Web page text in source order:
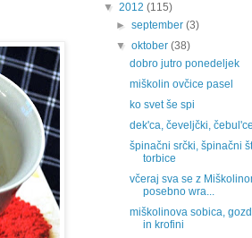
▼ 2012 (115)
►september(3)
▼oktober(38)
dobro jutro ponedeljek
miškolin ovčice pasel
ko svet še spi
dek'ca, čeveljčki, čebul'ce
špinačni srčki, špinačni
torbice
včeraj sva se z
posebno wra...
miškolinova sobica,
in krofini